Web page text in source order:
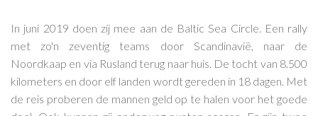
In juni 2019 doen zij mee aan de Baltic Sea Circle. Een rally
met zo'n zeventig teams door Scandinavië, naar de
Noordkaap en via Rusland terug naar huis. De tocht van 8.500
kilometers en door elf landen wordt gereden in 18 dagen. Met
de reis proberen de mannen geld op te halen voor het goede